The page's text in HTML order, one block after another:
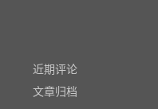
近期评论
文章归档